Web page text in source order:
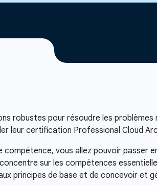
robustes pour résoudre les
leur certification Professional Cloud
vous allez pouvoir passer
sur les compétences
principes de base et de concevoir et